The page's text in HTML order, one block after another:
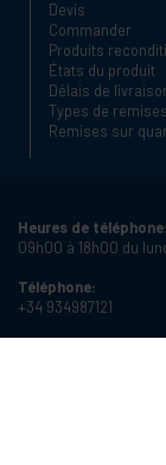
Devis
Commander
Produits
États du produit
Délais de
Types de remises
Remises sur
Heures de téléphone:
09h00 à 18h00 du
Téléphone:
+34 934987121